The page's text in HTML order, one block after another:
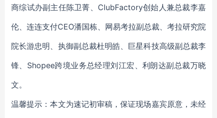
商综试办副主任陈卫菁、ClubFactory创始人兼总裁李嘉
伦、连连支付CEO潘国栋、网易考拉副总裁、考拉研究院
院长游忠明、执御副总裁杜明皓、巨星科技高级副总裁李
锋、Shopee跨境业务总经理刘江宏、利朗达副总裁万晓
文。
温馨提示：本文为速记初审稿，保证现场嘉宾原意，未经